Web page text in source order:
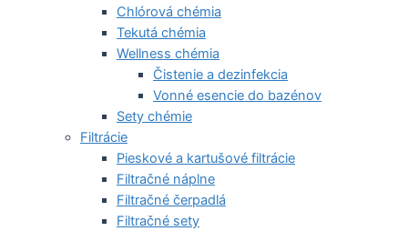
Chlórová chémia
Tekutá chémia
Wellness chémia
Čistenie a dezinfekcia
Vonné esencie do bazénov
Sety chémie
Filtrácie
Pieskové a kartušové filtrácie
Filtračné náplne
Filtračné čerpadlá
Filtračné sety